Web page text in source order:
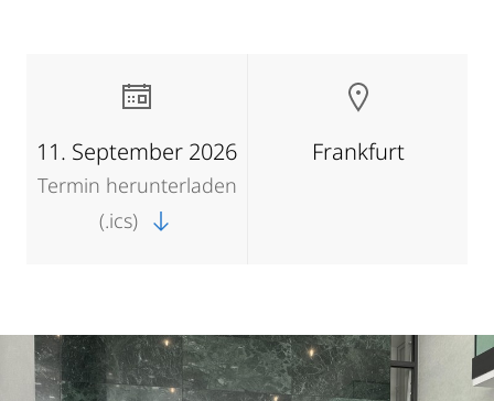
11. September 2026
Termin herunterladen
(.ics)
Frankfurt